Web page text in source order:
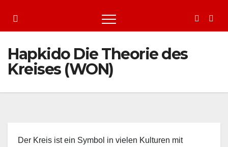
Hapkido Die Theorie des
Kreises (WON)
Der Kreis ist ein Symbol in vielen Kulturen mit